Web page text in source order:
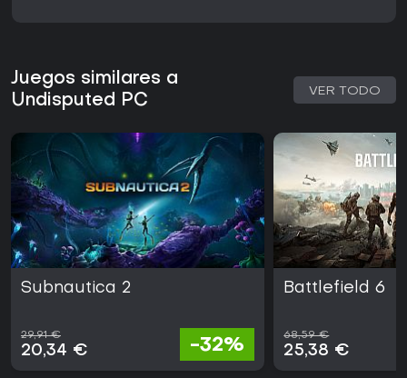
Juegos similares a
Undisputed PC
VER TODO
Subnautica 2
29,91 €
20,34 € -32%
Battlefield 6
68,59 €
25,38 €